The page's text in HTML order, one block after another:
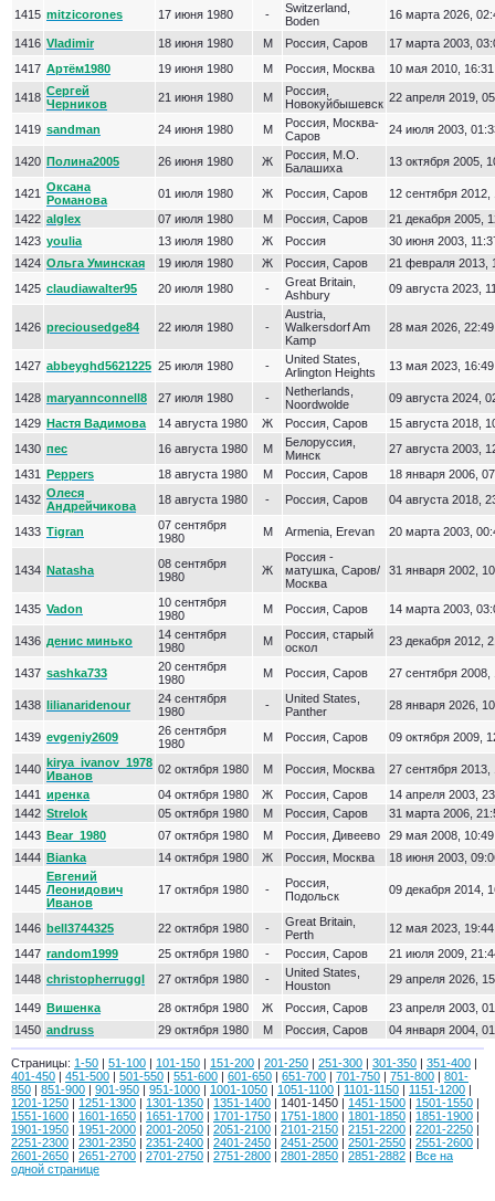
1415 mitzicorones 17 июня 1980 -
Switzerland,
Boden
16 марта 2026,
1416 Vladimir 18 июня 1980 М Россия, Саров
17 марта 2003,
1417 Артём1980 19 июня 1980 М Россия, Москва 10 мая 2010, 16:31
1418 Сергей
Черников
21 июня 1980 М
Россия,
Новокуйбышевск 22 апреля 2019,
1419 sandman 24 июня 1980 М
Россия, Москва-
Саров
24 июля 2003,
1420 Полина2005 26 июня 1980 Ж
Россия, М.О.
Балашиха
13 октября 2005,
1421 Оксана
Романова
01 июля 1980 Ж Россия, Саров
12 сентября 2012,
1422 alglex 07 июля 1980 М Россия, Саров
21 декабря 2005,
1423 youlia 13 июля 1980 Ж Россия
30 июня 2003,
1424 Ольга Уминская 19 июля 1980 Ж Россия, Саров
21 февраля 2013,
1425 claudiawalter95 20 июля 1980 -
Great Britain,
Ashbury
09 августа 2023,
1426 preciousedge84 22 июля 1980 -
Austria,
Walkersdorf Am
Kamp
28 мая 2026, 22:49
1427 abbeyghd5621225 25 июля 1980 -
United States,
Arlington Heights
13 мая 2023, 16:49
1428 maryannconnell8 27 июля 1980 -
Netherlands,
Noordwolde
09 августа 2024,
1429 Настя Вадимова 14 августа 1980 Ж Россия, Саров
15 августа 2018,
1430 пес 16 августа 1980 М
Белоруссия,
Минск
27 августа 2003,
1431 Peppers 18 августа 1980 М Россия, Саров
18 января 2006,
1432 Олеся
Андрейчикова
18 августа 1980 - Россия, Саров 04 августа 2018,
1433 Tigran
07 сентября
1980
М Armenia, Erevan 20 марта 2003,
1434 Natasha
08 сентября
1980
Ж
Россия -
матушка, Саров/
Москва
31 января 2002,
1435 Vadon
10 сентября
1980
М Россия, Саров 14 марта 2003,
1436 денис минько
14 сентября
1980
М
Россия, старый
оскол
23 декабря 2012,
1437 sashka733
20 сентября
1980
М Россия, Саров 27 сентября 2008,
1438 lilianaridenour
24 сентября
1980
-
United States,
Panther
28 января 2026,
1439 evgeniy2609
26 сентября
1980
М Россия, Саров 09 октября 2009,
1440 kirya_ivanov_1978
Иванов
02 октября 1980 М Россия, Москва
27 сентября 2013,
1441 иренка 04 октября 1980 Ж Россия, Саров
14 апреля 2003,
1442 Strelok 05 октября 1980 М Россия, Саров
31 марта 2006,
1443 Bear_1980 07 октября 1980 М Россия, Дивеево
29 мая 2008, 10:49
1444 Bianka 14 октября 1980 Ж Россия, Москва 18 июня 2003,
1445
Евгений
Леонидович
Иванов
17 октября 1980 -
Россия,
Подольск
09 декабря 2014,
1446 bell3744325 22 октября 1980 -
Great Britain,
Perth
12 мая 2023, 19:44
1447 random1999 25 октября 1980 - Россия, Саров
21 июля 2009,
1448 christopherruggl 27 октября 1980 -
United States,
Houston
29 апреля 2026,
1449 Вишенка 28 октября 1980 Ж Россия, Саров
23 апреля 2003,
1450 andruss 29 октября 1980 М Россия, Саров 04 января 2004,
Страницы: 1-50 | 51-100 | 101-150 | 151-200 | 201-250 | 251-300 | 301-350 | 351-400 |
401-450 | 451-500 | 501-550 | 551-600 | 601-650 | 651-700 | 701-750 | 751-800 | 801-
850 | 851-900 | 901-950 | 951-1000 | 1001-1050 | 1051-1100 | 1101-1150 | 1151-1200 |
1201-1250 | 1251-1300 | 1301-1350 | 1351-1400 | 1401-1450 | 1451-1500 | 1501-1550 |
1551-1600 | 1601-1650 | 1651-1700 | 1701-1750 | 1751-1800 | 1801-1850 | 1851-1900 |
1901-1950 | 1951-2000 | 2001-2050 | 2051-2100 | 2101-2150 | 2151-2200 | 2201-2250 |
2251-2300 | 2301-2350 | 2351-2400 | 2401-2450 | 2451-2500 | 2501-2550 | 2551-2600 |
2601-2650 | 2651-2700 | 2701-2750 | 2751-2800 | 2801-2850 | 2851-2882 | Все на
одной странице